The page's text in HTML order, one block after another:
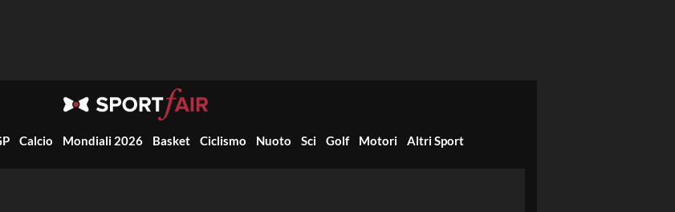
Calcio Mondiali 2026 Basket Ciclismo Nuoto Sci Golf Motori Altri Sport